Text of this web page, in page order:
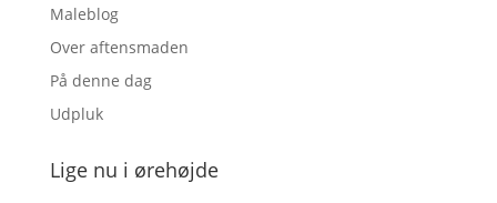
Maleblog
Over aftensmaden
På denne dag
Udpluk
Lige nu i ørehøjde